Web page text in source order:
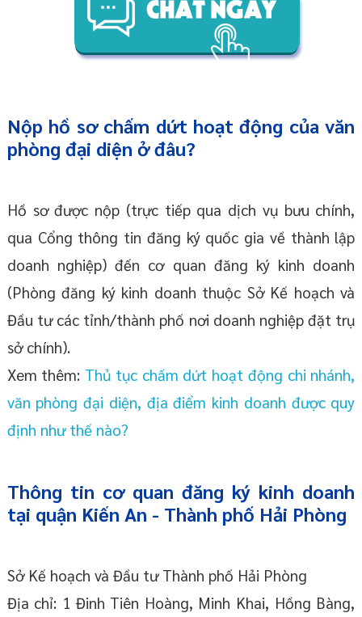
Nộp hồ sơ chấm dứt hoạt động của văn
phòng đại diện ở đâu?
Hồ sơ được nộp (trực tiếp qua dịch vụ bưu chính,
qua Cổng thông tin đăng ký quốc gia về thành lập
doanh nghiệp) đến cơ quan đăng ký kinh doanh
(Phòng đăng ký kinh doanh thuộc Sở Kế hoạch và
Đầu tư các tỉnh/thành phố nơi doanh nghiệp đặt trụ
sở chính).
Xem thêm: Thủ tục chấm dứt hoạt động chi nhánh,
văn phòng đại diện, địa điểm kinh doanh được quy
định như thế nào?
Thông tin cơ quan đăng ký kinh doanh
tại quận Kiến An - Thành phố Hải Phòng
Sở Kế hoạch và Đầu tư Thành phố Hải Phòng
Địa chỉ: 1 Đinh Tiên Hoàng, Minh Khai, Hồng Bàng,